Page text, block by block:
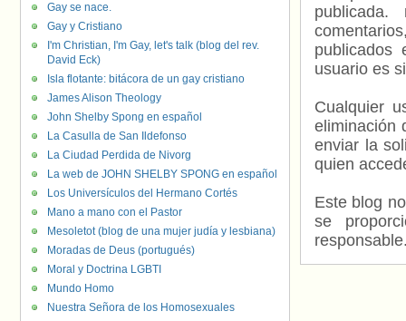
usuario es
Cualquier
eliminación
enviar la
quien
Este blog
se
Gay se nace.
Gay y Cristiano
I'm Christian, I'm Gay, let's talk (blog del rev.
David Eck)
Isla flotante: bitácora de un gay cristiano
James Alison Theology
John Shelby Spong en español
La Casulla de San Ildefonso
La Ciudad Perdida de Nivorg
La web de JOHN SHELBY SPONG en español
Los Universículos del Hermano Cortés
Mano a mano con el Pastor
Mesoletot (blog de una mujer judía y lesbiana)
Moradas de Deus (portugués)
Moral y Doctrina LGBTI
Mundo Homo
Nuestra Señora de los Homosexuales